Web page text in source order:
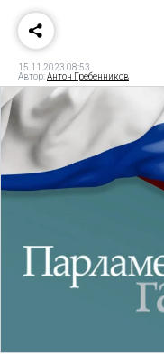
15.11.2023 08:53
Автор:Антон Гребенников